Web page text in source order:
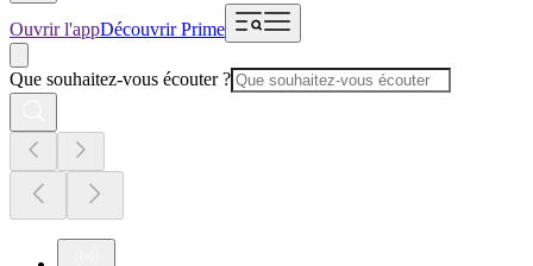
Ouvrir l'appDécouvrir Prime
Que souhaitez-vous écouter ?